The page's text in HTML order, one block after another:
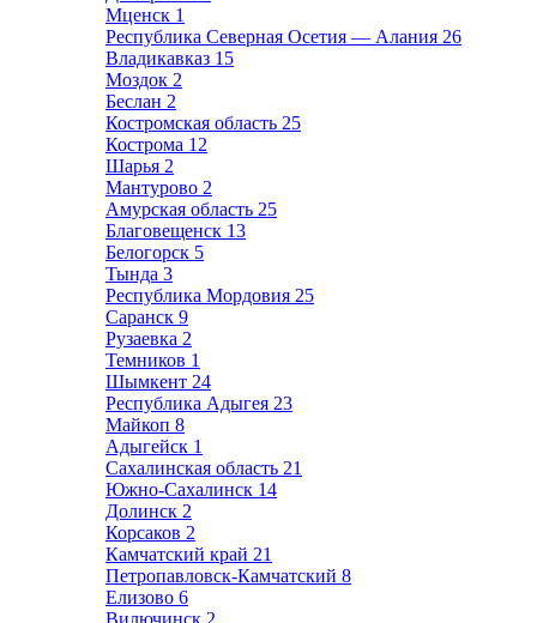
Мценск 1
Республика Северная Осетия — Алания 26
Владикавказ 15
Моздок 2
Беслан 2
Костромская область 25
Кострома 12
Шарья 2
Мантурово 2
Амурская область 25
Благовещенск 13
Белогорск 5
Тында 3
Республика Мордовия 25
Саранск 9
Рузаевка 2
Темников 1
Шымкент 24
Республика Адыгея 23
Майкоп 8
Адыгейск 1
Сахалинская область 21
Южно-Сахалинск 14
Долинск 2
Корсаков 2
Камчатский край 21
Петропавловск-Камчатский 8
Елизово 6
Вилючинск 2